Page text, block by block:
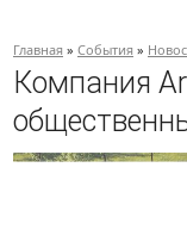
Главная » События »
Компания